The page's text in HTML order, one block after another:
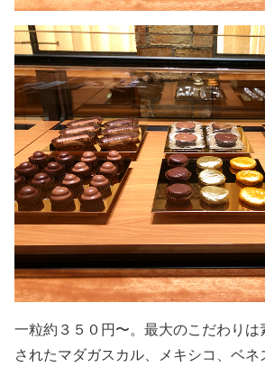
一粒約３５０円〜。最大のこだわり
されたマダガスカル、メキシコ、ベ